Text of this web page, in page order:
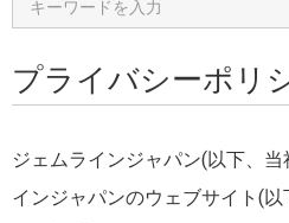
プライバシーポリ
ジェムラインジャパン(以下、
インジャパンのウェブサイト(